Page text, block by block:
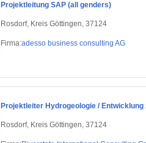
Projektleitung SAP (all genders)
Rosdorf, Kreis Göttingen, 37124
Firma:adesso business consulting AG
Projektleiter Hydrogeologie /
Rosdorf, Kreis Göttingen, 37124